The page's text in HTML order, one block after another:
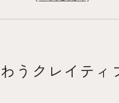
ティブ料理とレストラ
ランで味わう愛知県の
うクレイティ